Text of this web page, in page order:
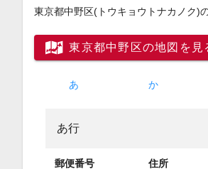
東京都中野区(トウキョウトナカノク)
東京都中野区の地図を見
あ か
あ行
郵便番号 住所